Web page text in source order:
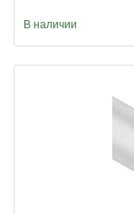
В наличии